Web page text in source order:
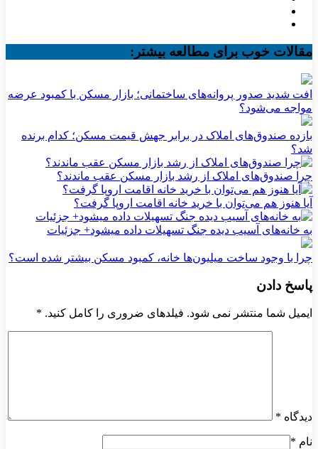
مقالات خوب برای مطالعه بیشتر:
افت شدید صدور پروانه‌های ساختمانی؛ بازار مسکن با کمبود عرضه
مواجه می‌شود؟
بازده صندوق‌های املاک در برابر جهش قیمت مسکن؛ کدام برنده
شد؟
چرا صندوق‌های املاک از رشد بازار مسکن عقب ماندند؟
آیا هنوز هم می‌توان با خرید خانه اقامت اروپا گرفت؟
به خانه‌های آسیب دیده جنگ تسهیلات داده میشود+ جزئیات
چرا با وجود ساخت میلیون‌ها خانه، کمبود مسکن بیشتر شده است؟
پاسخ دادن
ایمیل شما منتشر نمی شود. فیلدهای ضروری را کامل کنید. *
دیدگاه *
نام *